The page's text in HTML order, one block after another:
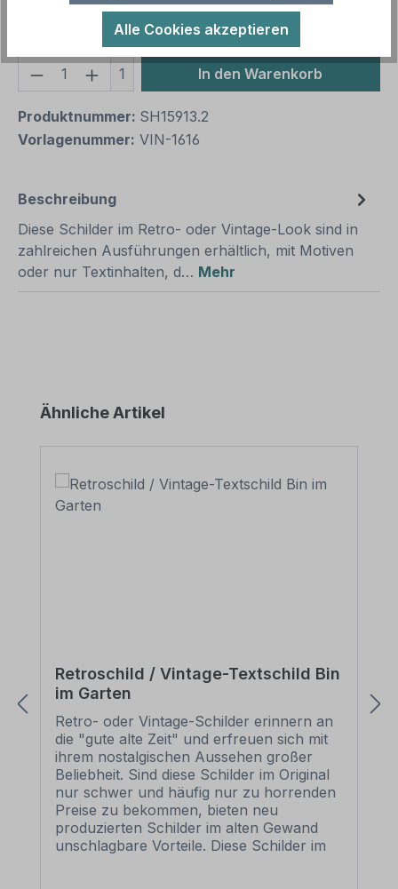
abweichende Endpreise möglich.
Produkt Anzahl: Gib den gewünschten
1 In den Warenkorb
Produktnummer: SH15913.2
Vorlagenummer: VIN-1616
Beschreibung
Diese Schilder im Retro- oder Vintage-Look sind in
zahlreichen Ausführungen erhältlich, mit Motiven
oder nur Textinhalten, d… Mehr
Produktgalerie überspringen
Ähnliche Artikel
Retroschild / Vintage-Textschild Bin
im Garten
Retro- oder Vintage-Schilder erinnern an
die "gute alte Zeit" und erfreuen sich mit
ihrem nostalgischen Aussehen großer
Beliebheit. Sind diese Schilder im Original
nur schwer und häufig nur zu horrenden
Preise zu bekommen, bieten neu
produzierten Schilder im alten Gewand
unschlagbare Vorteile. Diese Schilder im
Alle Cookies akzeptieren